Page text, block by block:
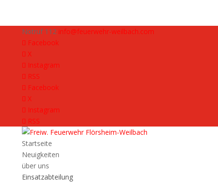
Notruf 112 info@feuerwehr-weilbach.com
Facebook
X
Instagram
RSS
Facebook
X
Instagram
RSS
Startseite
Neuigkeiten
über uns
Einsatzabteilung